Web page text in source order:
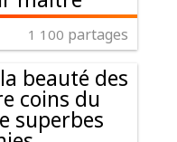
1 100 partages
beauté des
coins du
superbes